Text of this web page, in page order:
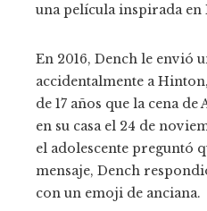
una película inspirada
En 2016, Dench le envió
accidentalmente a
de 17 años que la cena
en su casa el 24 de
el adolescente preguntó
mensaje, Dench
con un emoji de anciana.